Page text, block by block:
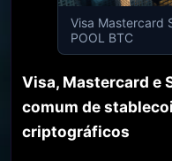
Visa Mastercard
POOL BTC
Visa, Mastercard e
comum de
criptográficos